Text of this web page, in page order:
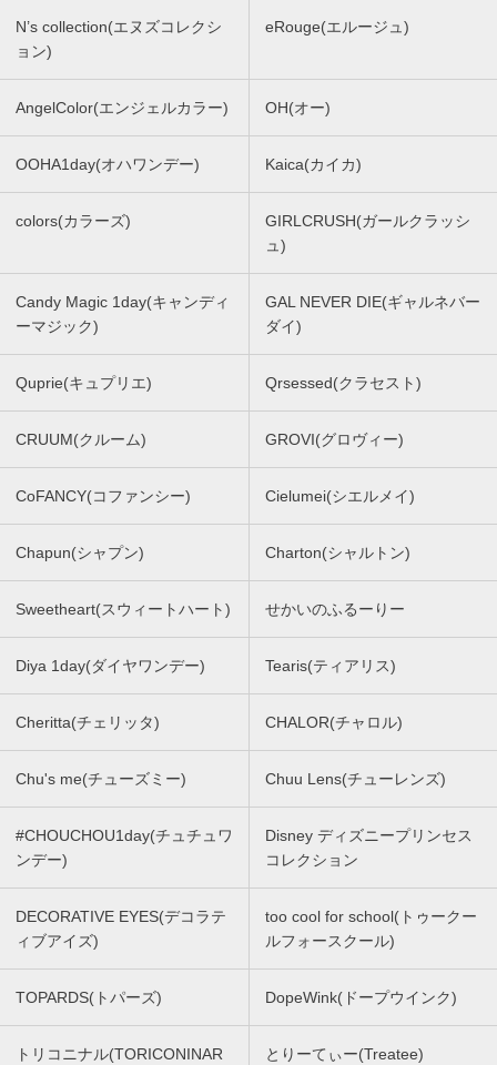
N’s collection(エヌズコレクシ
ョン)
eRouge(エルージュ)
AngelColor(エンジェルカラー) OH(オー)
OOHA1day(オハワンデー) Kaica(カイカ)
colors(カラーズ)
GIRLCRUSH(ガールクラッシ
ュ)
Candy Magic 1day(キャンディ
ーマジック)
GAL NEVER DIE(ギャルネバー
ダイ)
Quprie(キュプリエ) Qrsessed(クラセスト)
CRUUM(クルーム) GROVI(グロヴィー)
CoFANCY(コファンシー) Cielumei(シエルメイ)
Chapun(シャプン) Charton(シャルトン)
Sweetheart(スウィートハート) せかいのふるーりー
Diya 1day(ダイヤワンデー) Tearis(ティアリス)
Cheritta(チェリッタ) CHALOR(チャロル)
Chu's me(チューズミー) Chuu Lens(チューレンズ)
#CHOUCHOU1day(チュチュワ
ンデー)
Disney ディズニープリンセス
コレクション
DECORATIVE EYES(デコラテ
ィブアイズ)
too cool for school(トゥークー
ルフォースクール)
TOPARDS(トパーズ) DopeWink(ドープウインク)
トリコニナル(TORICONINAR
とりーてぃー(Treatee)